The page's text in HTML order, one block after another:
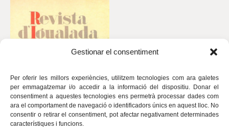
Gestionar el consentiment
Per oferir les millors experiències, utilitzem tecnologies com ara galetes
per emmagatzemar i/o accedir a la informació del dispositiu. Donar el
consentiment a aquestes tecnologies ens permetrà processar dades com
ara el comportament de navegació o identificadors únics en aquest lloc. No
consentir o retirar el consentiment, pot afectar negativament determinades
característiques i funcions.